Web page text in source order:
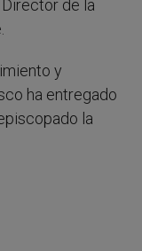
Director de la
y
ha entregado
la